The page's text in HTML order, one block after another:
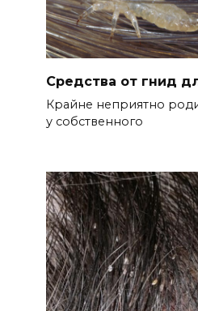
Средства от гнид
Крайне неприятно
у собственного